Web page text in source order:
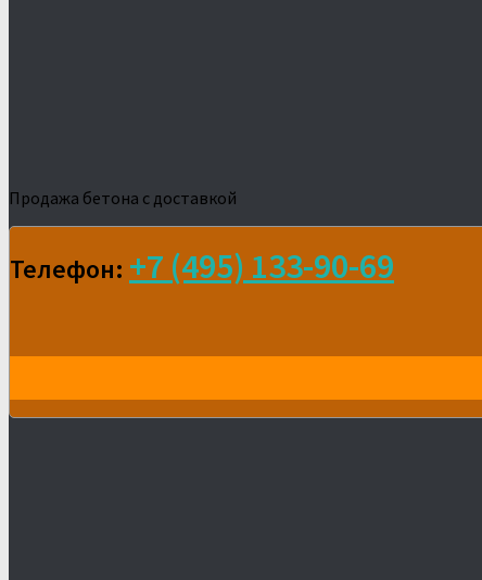
Продажа бетона с доставкой
Телефон: +7 (495) 133-90-69